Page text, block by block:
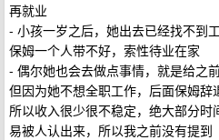
再就业
- 小孩一岁之后，她出去已经找不到
保姆一个人带不好，索性待业在家
- 偶尔她也会去做点事情，就是给之
但因为她不想全职工作，后面保姆辞
所以收入很少很不稳定，绝大部分
易被人认出来，所以我之前没有提到